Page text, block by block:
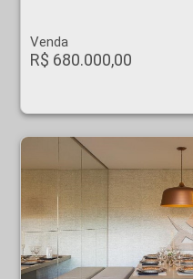
Venda
R$ 680.000,00